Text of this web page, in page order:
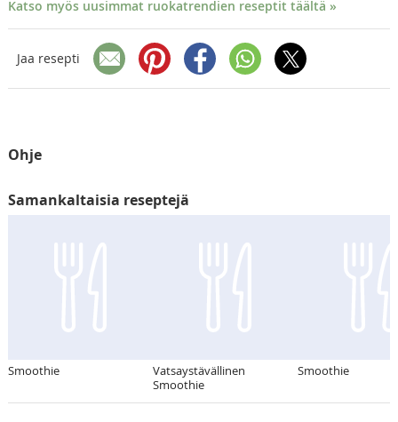
Katso myös uusimmat ruokatrendien reseptit täältä »
Jaa resepti
Ohje
Samankaltaisia reseptejä
Smoothie
Vatsaystävällinen
Smoothie
Smoothie